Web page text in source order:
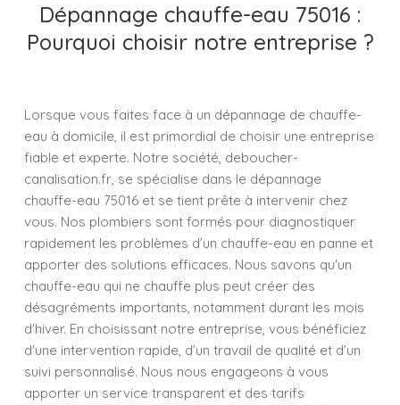
Dépannage chauffe-eau 75016 :
Pourquoi choisir notre entreprise ?
Lorsque vous faites face à un dépannage de chauffe-
eau à domicile, il est primordial de choisir une entreprise
fiable et experte. Notre société, deboucher-
canalisation.fr, se spécialise dans le dépannage
chauffe-eau 75016 et se tient prête à intervenir chez
vous. Nos plombiers sont formés pour diagnostiquer
rapidement les problèmes d’un chauffe-eau en panne et
apporter des solutions efficaces. Nous savons qu'un
chauffe-eau qui ne chauffe plus peut créer des
désagréments importants, notamment durant les mois
d'hiver. En choisissant notre entreprise, vous bénéficiez
d'une intervention rapide, d’un travail de qualité et d’un
suivi personnalisé. Nous nous engageons à vous
apporter un service transparent et des tarifs